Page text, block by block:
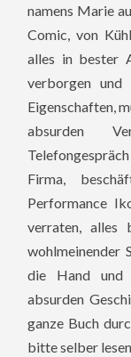
namens Marie
Comic, von
alles in bester
verborgen und
Eigenschaften,
absurden
Firma,
Performance
verraten, alles
wohlmeinender
die Hand und
absurden
ganze Buch
bitte selber